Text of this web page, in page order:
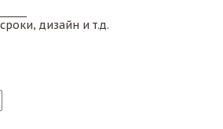
дизайн и т.д.